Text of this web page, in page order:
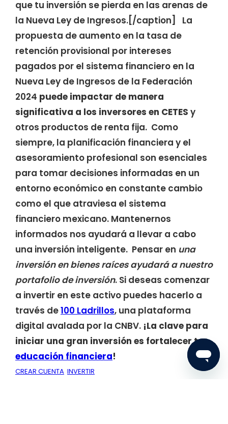
que tu inversión se pierda en las arenas de
la Nueva Ley de Ingresos.[/caption] La
propuesta de aumento en la tasa de
retención provisional por intereses
pagados por el sistema financiero en la
Nueva Ley de Ingresos de la Federación
2024 puede impactar de manera
significativa a los inversores en CETES y
otros productos de renta fija. Como
siempre, la planificación financiera y el
asesoramiento profesional son esenciales
para tomar decisiones informadas en un
entorno económico en constante cambio
como el que atraviesa el sistema
financiero mexicano. Mantenernos
informados nos ayudará a llevar a cabo
una inversión inteligente. Pensar en una
inversión en bienes raíces ayudará a nuestro
portafolio de inversión. Si deseas comenzar
a invertir en este activo puedes hacerlo a
través de100 Ladrillos, una plataforma
digital avalada por la CNBV. ¡La clave para
iniciar una gran inversión es fortalecer tu
educación financiera!
CREAR CUENTA INVERTIR